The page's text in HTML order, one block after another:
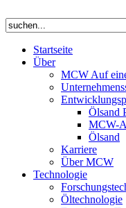
Startseite
Über
MCW Auf
Ölsand
MCW-
Ölsand
Karriere
Über MCW
Technologie
Öltechnologie